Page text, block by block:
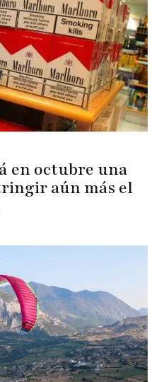
en octubre una
aún más el